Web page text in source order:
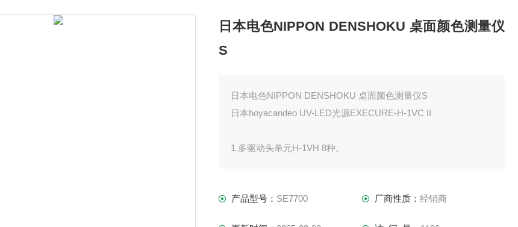
日本电色NIPPON DENSHOKU 桌面颜色测量仪
S
日本电色NIPPON DENSHOKU 桌面颜色测量仪S
日本hoyacandeo UV-LED光源EXECURE-H-1VC II
1.多驱动头单元H-1VH 8种。
支持每个连接通道的单独照射和所有通道的批量照射。
产品型号： SE7700 厂商性质： 经销商